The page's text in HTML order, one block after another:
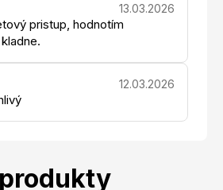
13.03.2026
pristup, hodnotím
12.03.2026